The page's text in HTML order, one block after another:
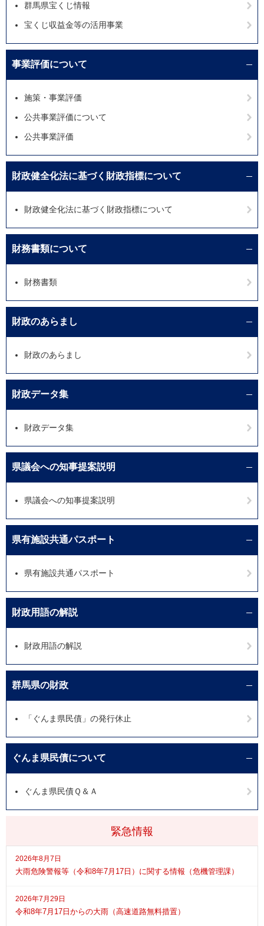
緊急情報
2026年8月7日
大雨危険警報等（令和8年7月17日）に関する情報（危機管理課）
2026年7月29日
令和8年7月17日からの大雨（高速道路無料措置）
群馬県宝くじ情報
宝くじ収益金等の活用事業
事業評価について
施策・事業評価
公共事業評価について
公共事業評価
財政健全化法に基づく財政指標について
財政健全化法に基づく財政指標について
財務書類について
財務書類
財政のあらまし
財政のあらまし
財政データ集
財政データ集
県議会への知事提案説明
県議会への知事提案説明
県有施設共通パスポート
県有施設共通パスポート
財政用語の解説
財政用語の解説
群馬県の財政
「ぐんま県民債」の発行休止
ぐんま県民債について
ぐんま県民債Ｑ＆Ａ